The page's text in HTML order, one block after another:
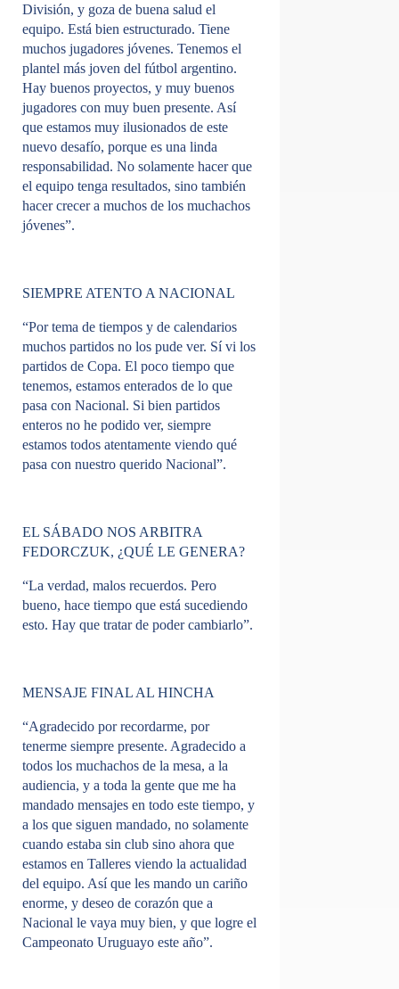
División, y goza de buena salud el
equipo. Está bien estructurado. Tiene
muchos jugadores jóvenes. Tenemos el
plantel más joven del fútbol argentino.
Hay buenos proyectos, y muy buenos
jugadores con muy buen presente. Así
que estamos muy ilusionados de este
nuevo desafío, porque es una linda
responsabilidad. No solamente hacer que
el equipo tenga resultados, sino también
hacer crecer a muchos de los muchachos
jóvenes”.
SIEMPRE ATENTO A NACIONAL
“Por tema de tiempos y de calendarios
muchos partidos no los pude ver. Sí vi los
partidos de Copa. El poco tiempo que
tenemos, estamos enterados de lo que
pasa con Nacional. Si bien partidos
enteros no he podido ver, siempre
estamos todos atentamente viendo qué
pasa con nuestro querido Nacional”.
EL SÁBADO NOS ARBITRA
FEDORCZUK, ¿QUÉ LE GENERA?
“La verdad, malos recuerdos. Pero
bueno, hace tiempo que está sucediendo
esto. Hay que tratar de poder cambiarlo”.
MENSAJE FINAL AL HINCHA
“Agradecido por recordarme, por
tenerme siempre presente. Agradecido a
todos los muchachos de la mesa, a la
audiencia, y a toda la gente que me ha
mandado mensajes en todo este tiempo, y
a los que siguen mandado, no solamente
cuando estaba sin club sino ahora que
estamos en Talleres viendo la actualidad
del equipo. Así que les mando un cariño
enorme, y deseo de corazón que a
Nacional le vaya muy bien, y que logre el
Campeonato Uruguayo este año”.